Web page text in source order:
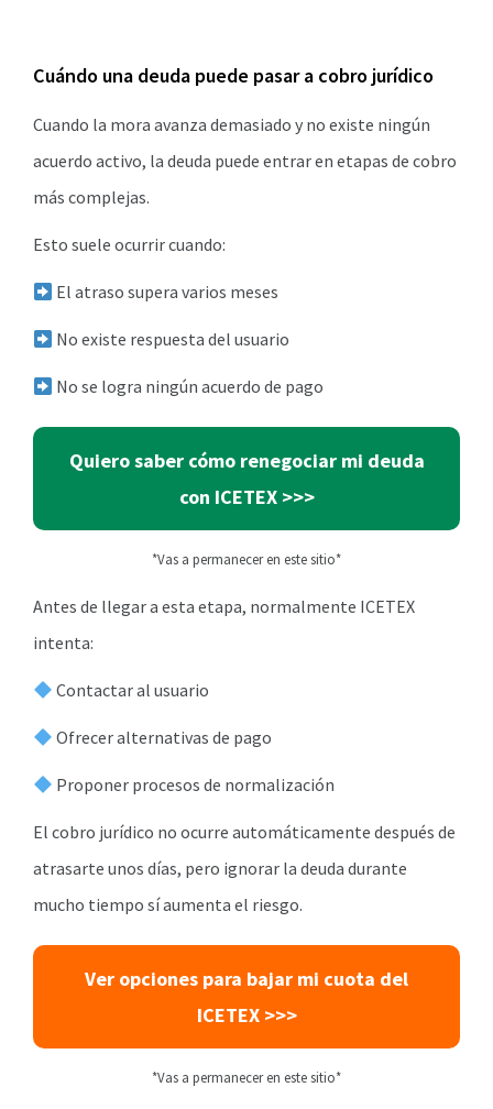
Cuándo una deuda puede pasar a cobro jurídico
Cuando la mora avanza demasiado y no existe ningún
acuerdo activo, la deuda puede entrar en etapas de cobro
más complejas.
Esto suele ocurrir cuando:
El atraso supera varios meses
No existe respuesta del usuario
No se logra ningún acuerdo de pago
Quiero saber cómo renegociar mi deuda
con ICETEX >>>
*Vas a permanecer en este sitio*
Antes de llegar a esta etapa, normalmente ICETEX
intenta:
Contactar al usuario
Ofrecer alternativas de pago
Proponer procesos de normalización
El cobro jurídico no ocurre automáticamente después de
atrasarte unos días, pero ignorar la deuda durante
mucho tiempo sí aumenta el riesgo.
Ver opciones para bajar mi cuota del
ICETEX >>>
*Vas a permanecer en este sitio*